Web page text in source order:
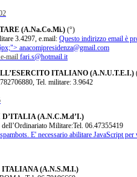
(A.Na.Co.Mi.) (°)
3.4297, e.mail: Questo indirizzo email è
anacomipresidenza@gmail.com
mail fari.s@hotmail.it
ITALIANO (A.N.U.T.E.I.)
Tel. militare: 3.9642
(A.N.C.M.d’I.)
Militare:Tel. 06.47355419
E' necessario abilitare JavaScript per
ITALIANA (A.N.S.M.I.)